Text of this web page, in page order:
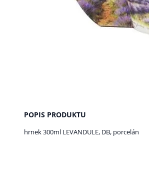
POPIS PRODUKTU
hrnek 300ml LEVANDULE, DB, porcelán